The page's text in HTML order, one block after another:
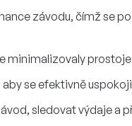
závodu, čímž se
minimalizovaly
se efektivně
sledovat výdaje a